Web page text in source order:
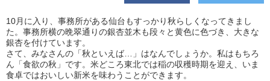
10月に入り、事務所がある仙台もすっかり秋らしくなってきまし
た。事務所横の晩翠通りの銀杏並木も段々と黄色に色づき、大きな
銀杏を付けています。
さて、みなさんの「秋といえば…」はなんでしょうか。私はもちろ
ん「食欲の秋」です。米どころ東北では稲の収穫時期を迎え、いま
食卓ではおいしい新米を味わうことができます。